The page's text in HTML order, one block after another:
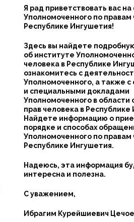
Я рад приветствовать вас на
Уполномоченного по правам
Республике Ингушетия!
Здесь вы найдете
об институте
человека в Республике
ознакомитесь с
Уполномоченного, а также
и специальными докладами
Уполномоченного в области
прав человека в Республике
Найдете информацию о
порядке и способах
Уполномоченного по правам
Республике Ингушетия.
Надеюсь, эта информация
интересна и полезна.
С уважением,
Ибрагим Курейшиевич